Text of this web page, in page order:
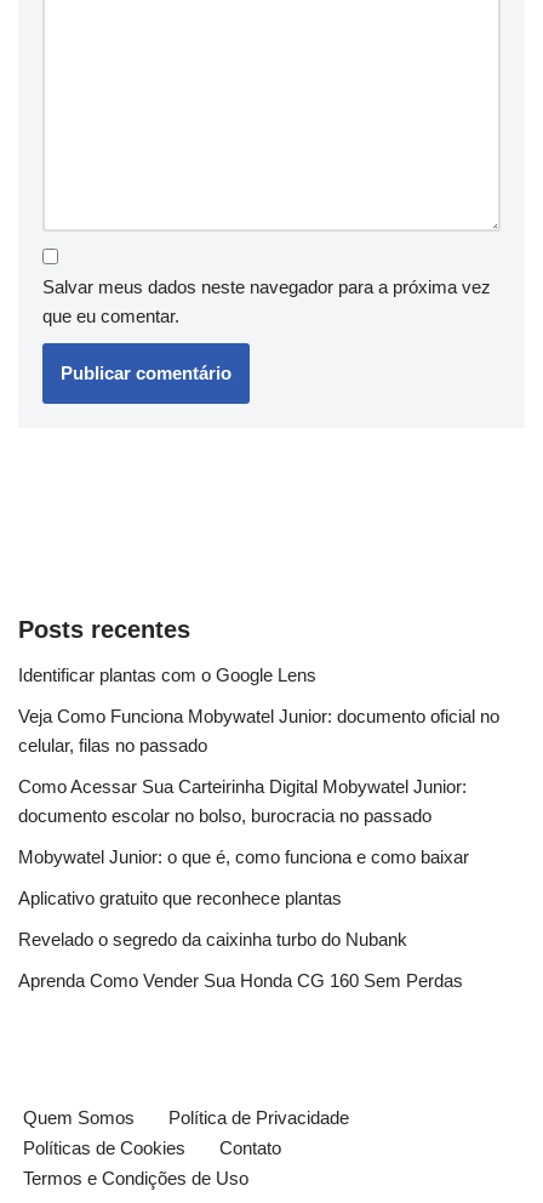
Salvar meus dados neste navegador para a próxima vez
que eu comentar.
Posts recentes
Identificar plantas com o Google Lens
Veja Como Funciona Mobywatel Junior: documento oficial no
celular, filas no passado
Como Acessar Sua Carteirinha Digital Mobywatel Junior:
documento escolar no bolso, burocracia no passado
Mobywatel Junior: o que é, como funciona e como baixar
Aplicativo gratuito que reconhece plantas
Revelado o segredo da caixinha turbo do Nubank
Aprenda Como Vender Sua Honda CG 160 Sem Perdas
Quem Somos
Política de Privacidade
Políticas de Cookies
Contato
Termos e Condições de Uso